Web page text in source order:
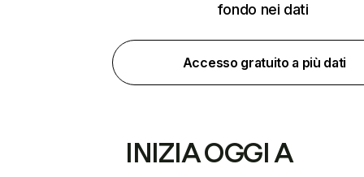
fondo nei dati
Accesso gratuito a più dati
INIZIA OGGI A